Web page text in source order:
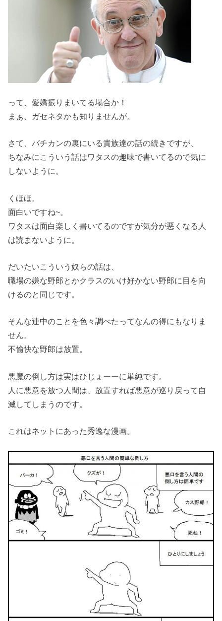
って、愛嬌振りまいてる場合か！
まぁ、ガセネタかも知りませんが。
さて、バチカンの裏にいる貴族達の話の続きですが、
ちなみにこういう話はワタスの趣味で書いてるので気に
しないように。
くほほ。
面白いですね~。
ワタスは面白楽しく書いてるのですが気分が悪くなる人
は読まないように。
だいたいこういう奴らの話は、
職場の嫌な野郎とかクラスのいけ好かない野郎に目を向
けるのと同じです。
そんな連中のことを色々調べたってなんの得にもなりま
せん。
不愉快な野郎は放置。
悪魔の倒し方は実はひじょーーに単純です。
人に悪意を放つ人間は、放置すれば悪意が巡り戻って自
滅してしまうのです。
これはネットにあった秀逸な漫画。